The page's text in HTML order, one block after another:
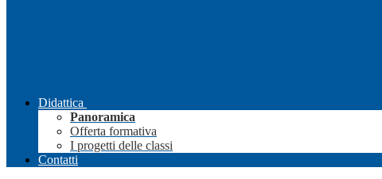
Didattica
Panoramica
Offerta formativa
I progetti delle classi
Contatti